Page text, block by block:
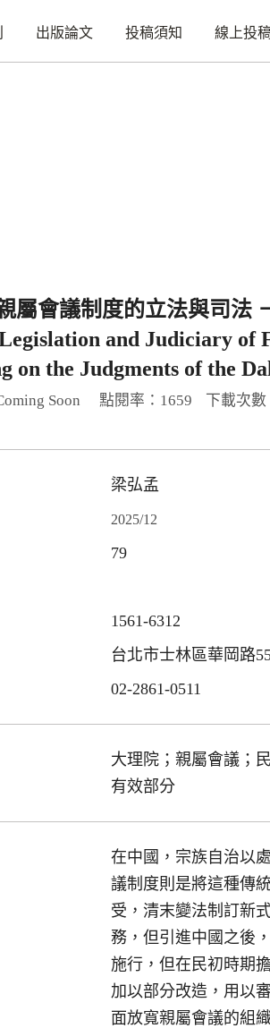
出版論文 投稿須知 線上投
屬會議制度的立法與司法
and Judiciary of
on the Judgments of the
Soon 點閱率：1659 下載次數
梁弘孟
2025/12
79
1561-6312
台北市士林區華岡路
02-2861-0511
大理院；親屬會議；
有效部分
在中國，宗族自治以
議制度則是將這種傳
受，清末變法制訂新
務，但引進中國之後
施行，但在民初時期
加以部分改造，用以
面放寬親屬會議的組